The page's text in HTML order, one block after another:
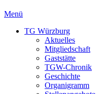
Menü
TG Würzburg
Aktuelles
Mitgliedschaft
Gaststätte
TGW-Chronik
Geschichte
Organigramm